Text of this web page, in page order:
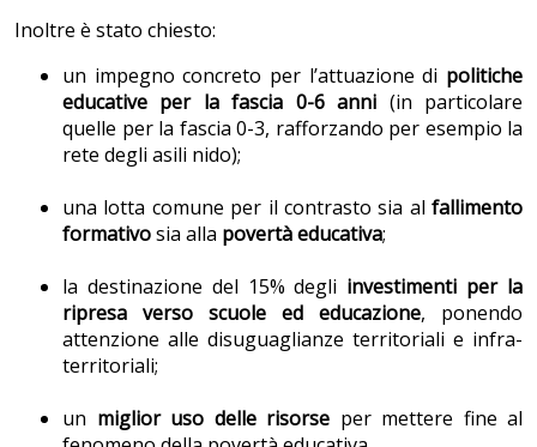
Inoltre è stato chiesto:
un impegno concreto per l’attuazione di politiche
educative per la fascia 0-6 anni (in particolare
quelle per la fascia 0-3, rafforzando per esempio la
rete degli asili nido);
una lotta comune per il contrasto sia al fallimento
formativosia alla povertà educativa;
la destinazione del 15% degli investimenti per la
ripresa verso scuole ed educazione, ponendo
attenzione alle disuguaglianze territoriali e infra-
territoriali;
un miglior uso delle risorse per mettere fine al